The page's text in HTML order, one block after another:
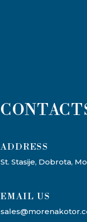
ADDRESS​
St. Stasije, Dobrota,
EMAIL US